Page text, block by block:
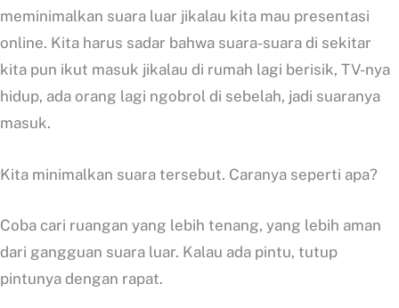
meminimalkan suara luar jikalau kita mau presentasi
online. Kita harus sadar bahwa suara-suara di sekitar
kita pun ikut masuk jikalau di rumah lagi berisik, TV-nya
hidup, ada orang lagi ngobrol di sebelah, jadi suaranya
masuk.
Kita minimalkan suara tersebut. Caranya seperti apa?
Coba cari ruangan yang lebih tenang, yang lebih aman
dari gangguan suara luar. Kalau ada pintu, tutup
pintunya dengan rapat.